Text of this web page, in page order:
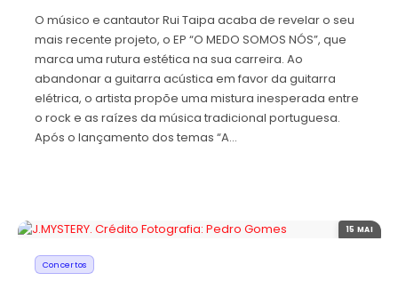
O músico e cantautor Rui Taipa acaba de revelar o seu
mais recente projeto, o EP “O MEDO SOMOS NÓS”, que
marca uma rutura estética na sua carreira. Ao
abandonar a guitarra acústica em favor da guitarra
elétrica, o artista propõe uma mistura inesperada entre
o rock e as raízes da música tradicional portuguesa.
Após o lançamento dos temas “A…
15 MAI
Concertos